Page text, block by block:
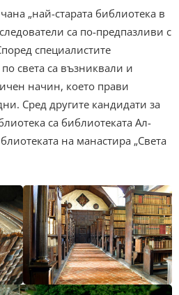
„най-старата библиотека в
са по-предпазливи с
специалистите
света са възниквали и
начин, което прави
Сред другите кандидати за
са библиотеката Ал-
на манастира „Света